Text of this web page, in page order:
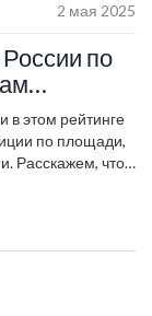
2 мая 2025
по
в этом рейтинге
по площади,
Расскажем, что
России. Вы